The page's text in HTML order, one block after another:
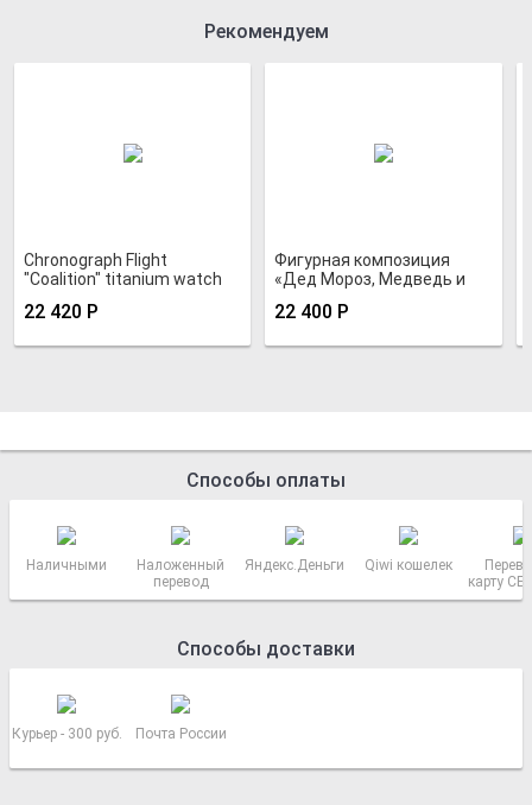
Рекомендуем
Chronograph Flight
"Coalition" titanium watch
22 420 Р
Фигурная композиция
«Дед Мороз, Медведь и
22 400 Р
Способы оплаты
Наличными
Наложенный
перевод
Яндекс.Деньги Qiwi кошелек
карту
Способы доставки
Курьер - 300 руб. Почта России